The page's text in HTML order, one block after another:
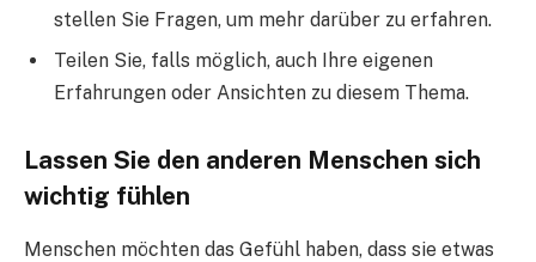
stellen Sie Fragen, um mehr darüber zu erfahren.
Teilen Sie, falls möglich, auch Ihre eigenen
Erfahrungen oder Ansichten zu diesem Thema.
Lassen Sie den anderen Menschen sich
wichtig fühlen
Menschen möchten das Gefühl haben, dass sie etwas